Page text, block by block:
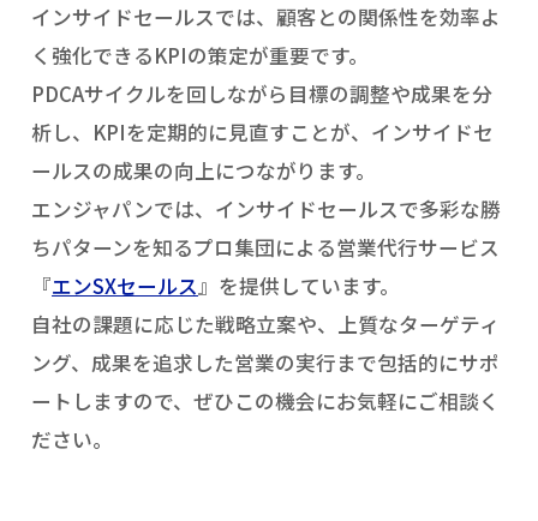
インサイドセールスでは、顧客との関係性を効率よ
く強化できるKPIの策定が重要です。
PDCAサイクルを回しながら目標の調整や成果を分
析し、KPIを定期的に見直すことが、インサイドセ
ールスの成果の向上につながります。
エンジャパンでは、インサイドセールスで多彩な勝
ちパターンを知るプロ集団による営業代行サービス
『エンSXセールス』を提供しています。
自社の課題に応じた戦略立案や、上質なターゲティ
ング、成果を追求した営業の実行まで包括的にサポ
ートしますので、ぜひこの機会にお気軽にご相談く
ださい。